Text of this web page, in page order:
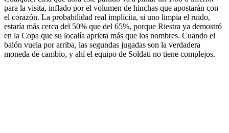
para la visita, inflado por el volumen de hinchas que apostarán con
el corazón. La probabilidad real implícita, si uno limpia el ruido,
estaría más cerca del 50% que del 65%, porque Riestra ya demostró
en la Copa que su localía aprieta más que los nombres. Cuando el
balón vuela por arriba, las segundas jugadas son la verdadera
moneda de cambio, y ahí el equipo de Soldati no tiene complejos.